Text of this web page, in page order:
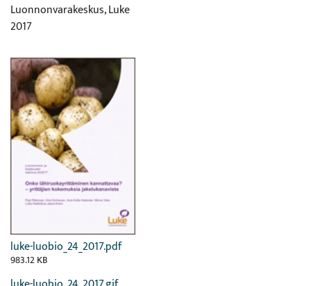
Luonnonvarakeskus, Luke
2017
luke-luobio_24_2017.pdf
983.12 KB